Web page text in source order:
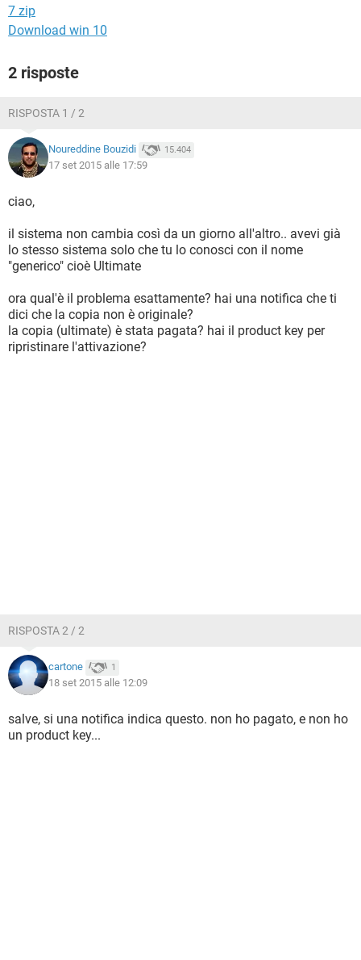
7 zip
Download win 10
2 risposte
RISPOSTA 1 / 2
Noureddine Bouzidi 15.404
17 set 2015 alle 17:59
ciao,
il sistema non cambia così da un giorno all'altro.. avevi già
lo stesso sistema solo che tu lo conosci con il nome
"generico" cioè Ultimate
ora qual'è il problema esattamente? hai una notifica che ti
dici che la copia non è originale?
la copia (ultimate) è stata pagata? hai il product key per
ripristinare l'attivazione?
RISPOSTA 2 / 2
cartone 1
18 set 2015 alle 12:09
salve, si una notifica indica questo. non ho pagato, e non ho
un product key...